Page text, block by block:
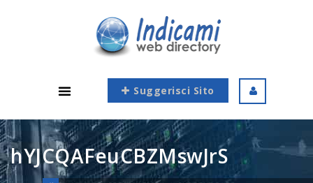
Suggerisci Sito
hYJCQAFeuCBZMswJrS